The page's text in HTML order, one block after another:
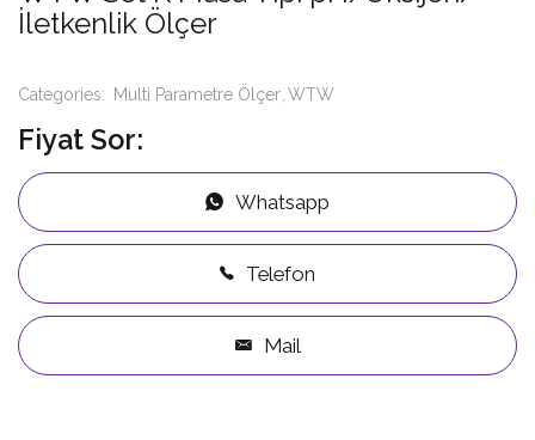
İletkenlik Ölçer
Categories: Multi Parametre Ölçer WTW
Fiyat Sor:
Whatsapp
Telefon
Mail